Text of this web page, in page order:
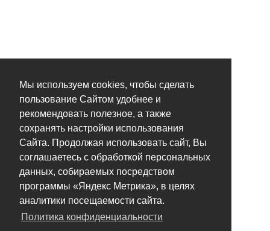
Мы используем cookies, чтобы сделать
пользование Сайтом удобнее и
рекомендовать полезное, а также
сохранять настройки использования
Сайта. Продолжая использовать сайт, Вы
соглашаетесь с обработкой персональных
данных, собираемых посредством
программы «Яндекс Метрика», в целях
аналитики посещаемости сайта.
Политика конфиденциальности